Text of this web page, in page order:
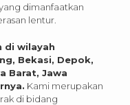
lapis perkerasan lentur.
di wilayah
Barat, Jawa
Kami merupakan
di bidang